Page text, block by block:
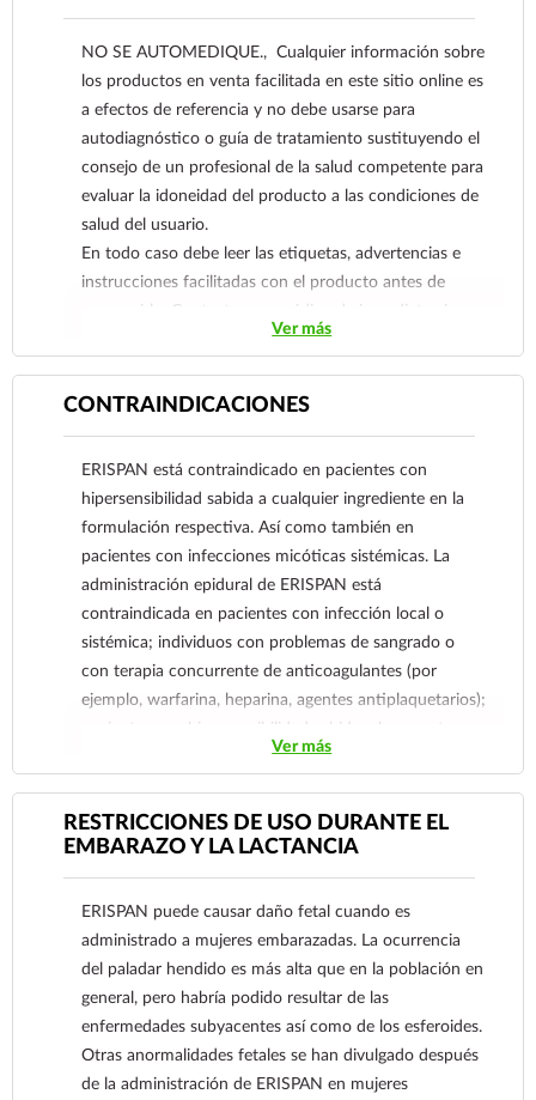
mineralocorticoides, es inadecuado solamente
para el manejo de la insuficiencia adrenocortical.
Si se utiliza en el tratamiento de esta condición,
se requiere además una terapia concomitante con
un mineralocorticoide.
Hipercalcemia: En dosificaciones moderadas,
concentraciones de calcio en suero y es eficaz en
el tratamiento de hipercalcemia resultando de la
intoxicación de sarcoidosis o de la vitamina D. La
hipercalcemia asociada a la implicación de hueso
en mieloma múltiple se puede mejorar
generalmente con, y éstos son el tratamiento a
largo plazo más eficaz para la hipercalcemia
asociada al cáncer de pecho en mujeres
posmenopáusicas. Aunque los glucocorticoides
pueden de vez en cuando ser de valor en el
tratamiento de hipercalcemia asociado a otras
malignidades, no se obtienen siempre buenos
resultados y los fármacos deben ser reservados
para los pacientes refractarios a la otra terapia.
Los glucocorticoides no son eficaces en
hipercalcemia causada por hiperparatiroidismo.
Tiroiditis: La acción antiinflamatoria de ERISPAN
releva dramáticamente síntomas como fiebre,
tiroiditis (subaguda, no supurativa) y tiroiditis
granulomatosa.
NO SE AUTOMEDIQUE., Cualquier información sobre
los productos en venta facilitada en este sitio online es
a efectos de referencia y no debe usarse para
autodiagnóstico o guía de tratamiento sustituyendo el
consejo de un profesional de la salud competente para
evaluar la idoneidad del producto a las condiciones de
salud del usuario.
En todo caso debe leer las etiquetas, advertencias e
instrucciones facilitadas con el producto antes de
consumirlo. Contacte a su médico de inmediato si
sospecha que tiene un problema de salud.
Ver más
CONTRAINDICACIONES
ERISPAN está contraindicado en pacientes con
hipersensibilidad sabida a cualquier ingrediente en la
formulación respectiva. Así como también en
pacientes con infecciones micóticas sistémicas. La
administración epidural de ERISPAN está
contraindicada en pacientes con infección local o
sistémica; individuos con problemas de sangrado o
con terapia concurrente de anticoagulantes (por
ejemplo, warfarina, heparina, agentes antiplaquetarios);
pacientes con hipersensibilidad sabida a los agentes
anestésicos locales, a los medios de contraste, o a los
complicaciones con inyecciones glucocorticoides
anteriores.
farmacovigilancia@cofepris.gob.mx
Ver más
RESTRICCIONES DE USO DURANTE EL
EMBARAZO Y LA LACTANCIA
ERISPAN puede causar daño fetal cuando es
administrado a mujeres embarazadas. La ocurrencia
del paladar hendido es más alta que en la población en
general, pero habría podido resultar de las
enfermedades subyacentes así como de los esferoides.
Otras anormalidades fetales se han divulgado después
de la administración de ERISPAN en mujeres